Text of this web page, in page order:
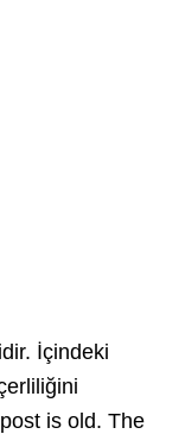
İçindeki
is old. The